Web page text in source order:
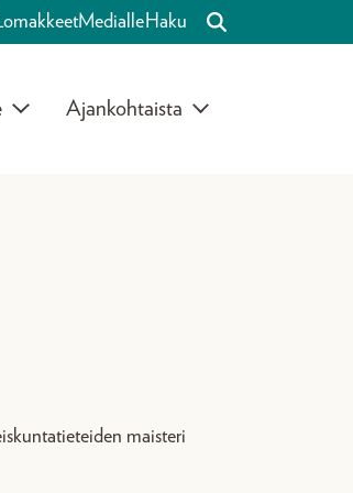
MedialleHaku
Ajankohtaista
maisteri